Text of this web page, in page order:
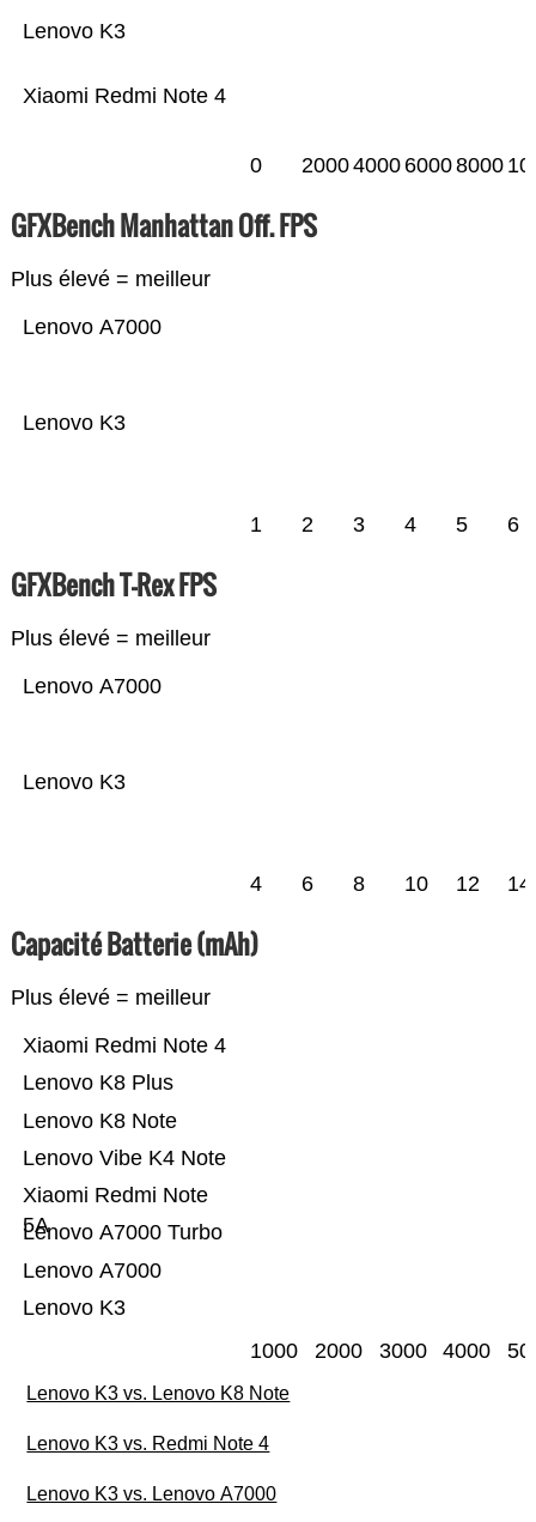
Xiaomi Redmi Note 4
Lenovo K3
0 20004000 60008000
GFXBench Manhattan Off. FPS
Plus élevé = meilleur
Lenovo K3
Lenovo A7000
1 2 3 4 5 6
GFXBench T-Rex FPS
Plus élevé = meilleur
Lenovo K3
Lenovo A7000
4 6 8 10 12 14
Capacité Batterie (mAh)
Plus élevé = meilleur
Lenovo K3
Lenovo A7000
Lenovo A7000 Turbo
Xiaomi Redmi Note
5A
Lenovo Vibe K4 Note
Lenovo K8 Note
Lenovo K8 Plus
Xiaomi Redmi Note 4
1000 2000 3000 4000
Lenovo K3 vs. Lenovo K8 Note
Lenovo K3 vs. Redmi Note 4
Lenovo K3 vs. Lenovo A7000